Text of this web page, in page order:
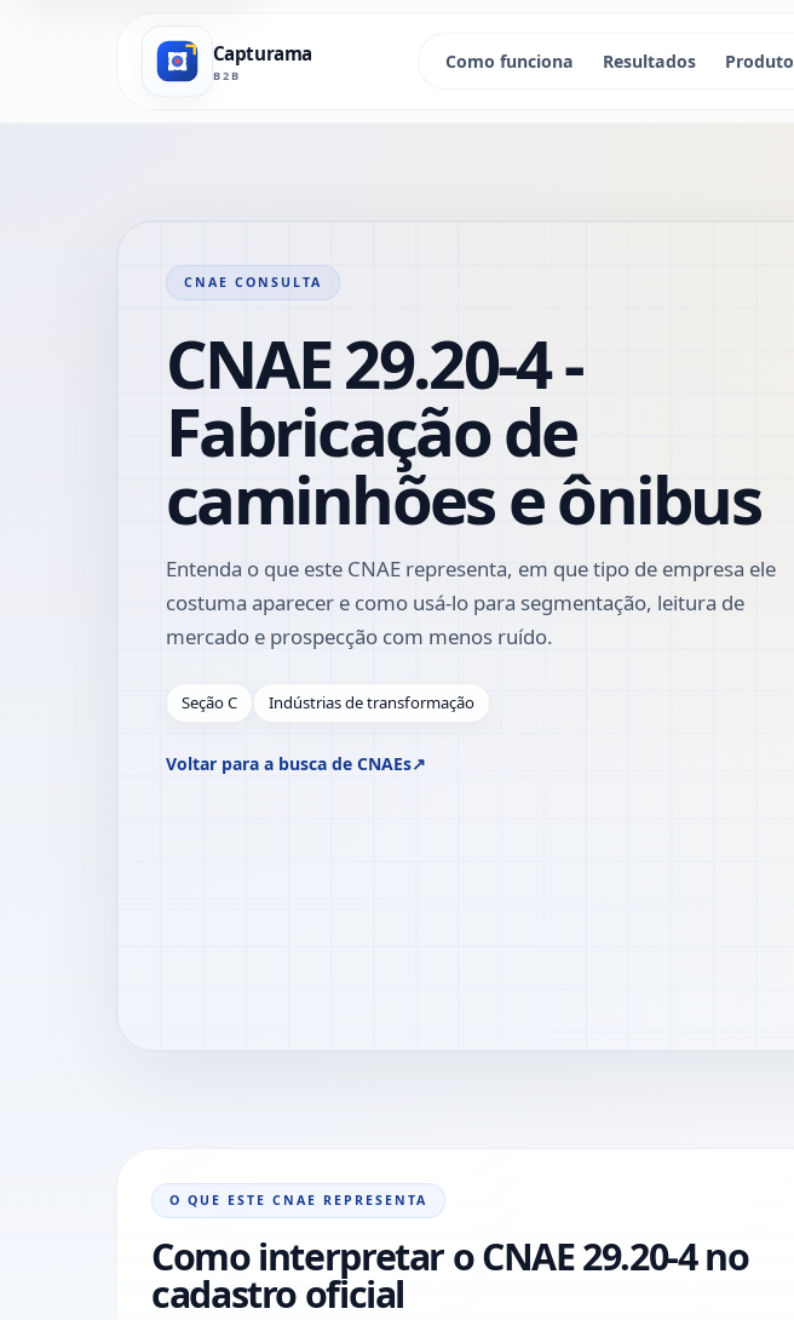
Capturama
B2B
Como funciona Resultados Produto
CNAE CONSULTA
CNAE 29.20-4 -
Fabricação de
caminhões e ônibus
Entenda o que este CNAE representa, em que tipo de empresa ele
costuma aparecer e como usá-lo para segmentação, leitura de
mercado e prospecção com menos ruído.
Seção C Indústrias de transformação
Voltar para a busca de CNAEs↗
O QUE ESTE CNAE REPRESENTA
Como interpretar o CNAE 29.20-4 no
cadastro oficial